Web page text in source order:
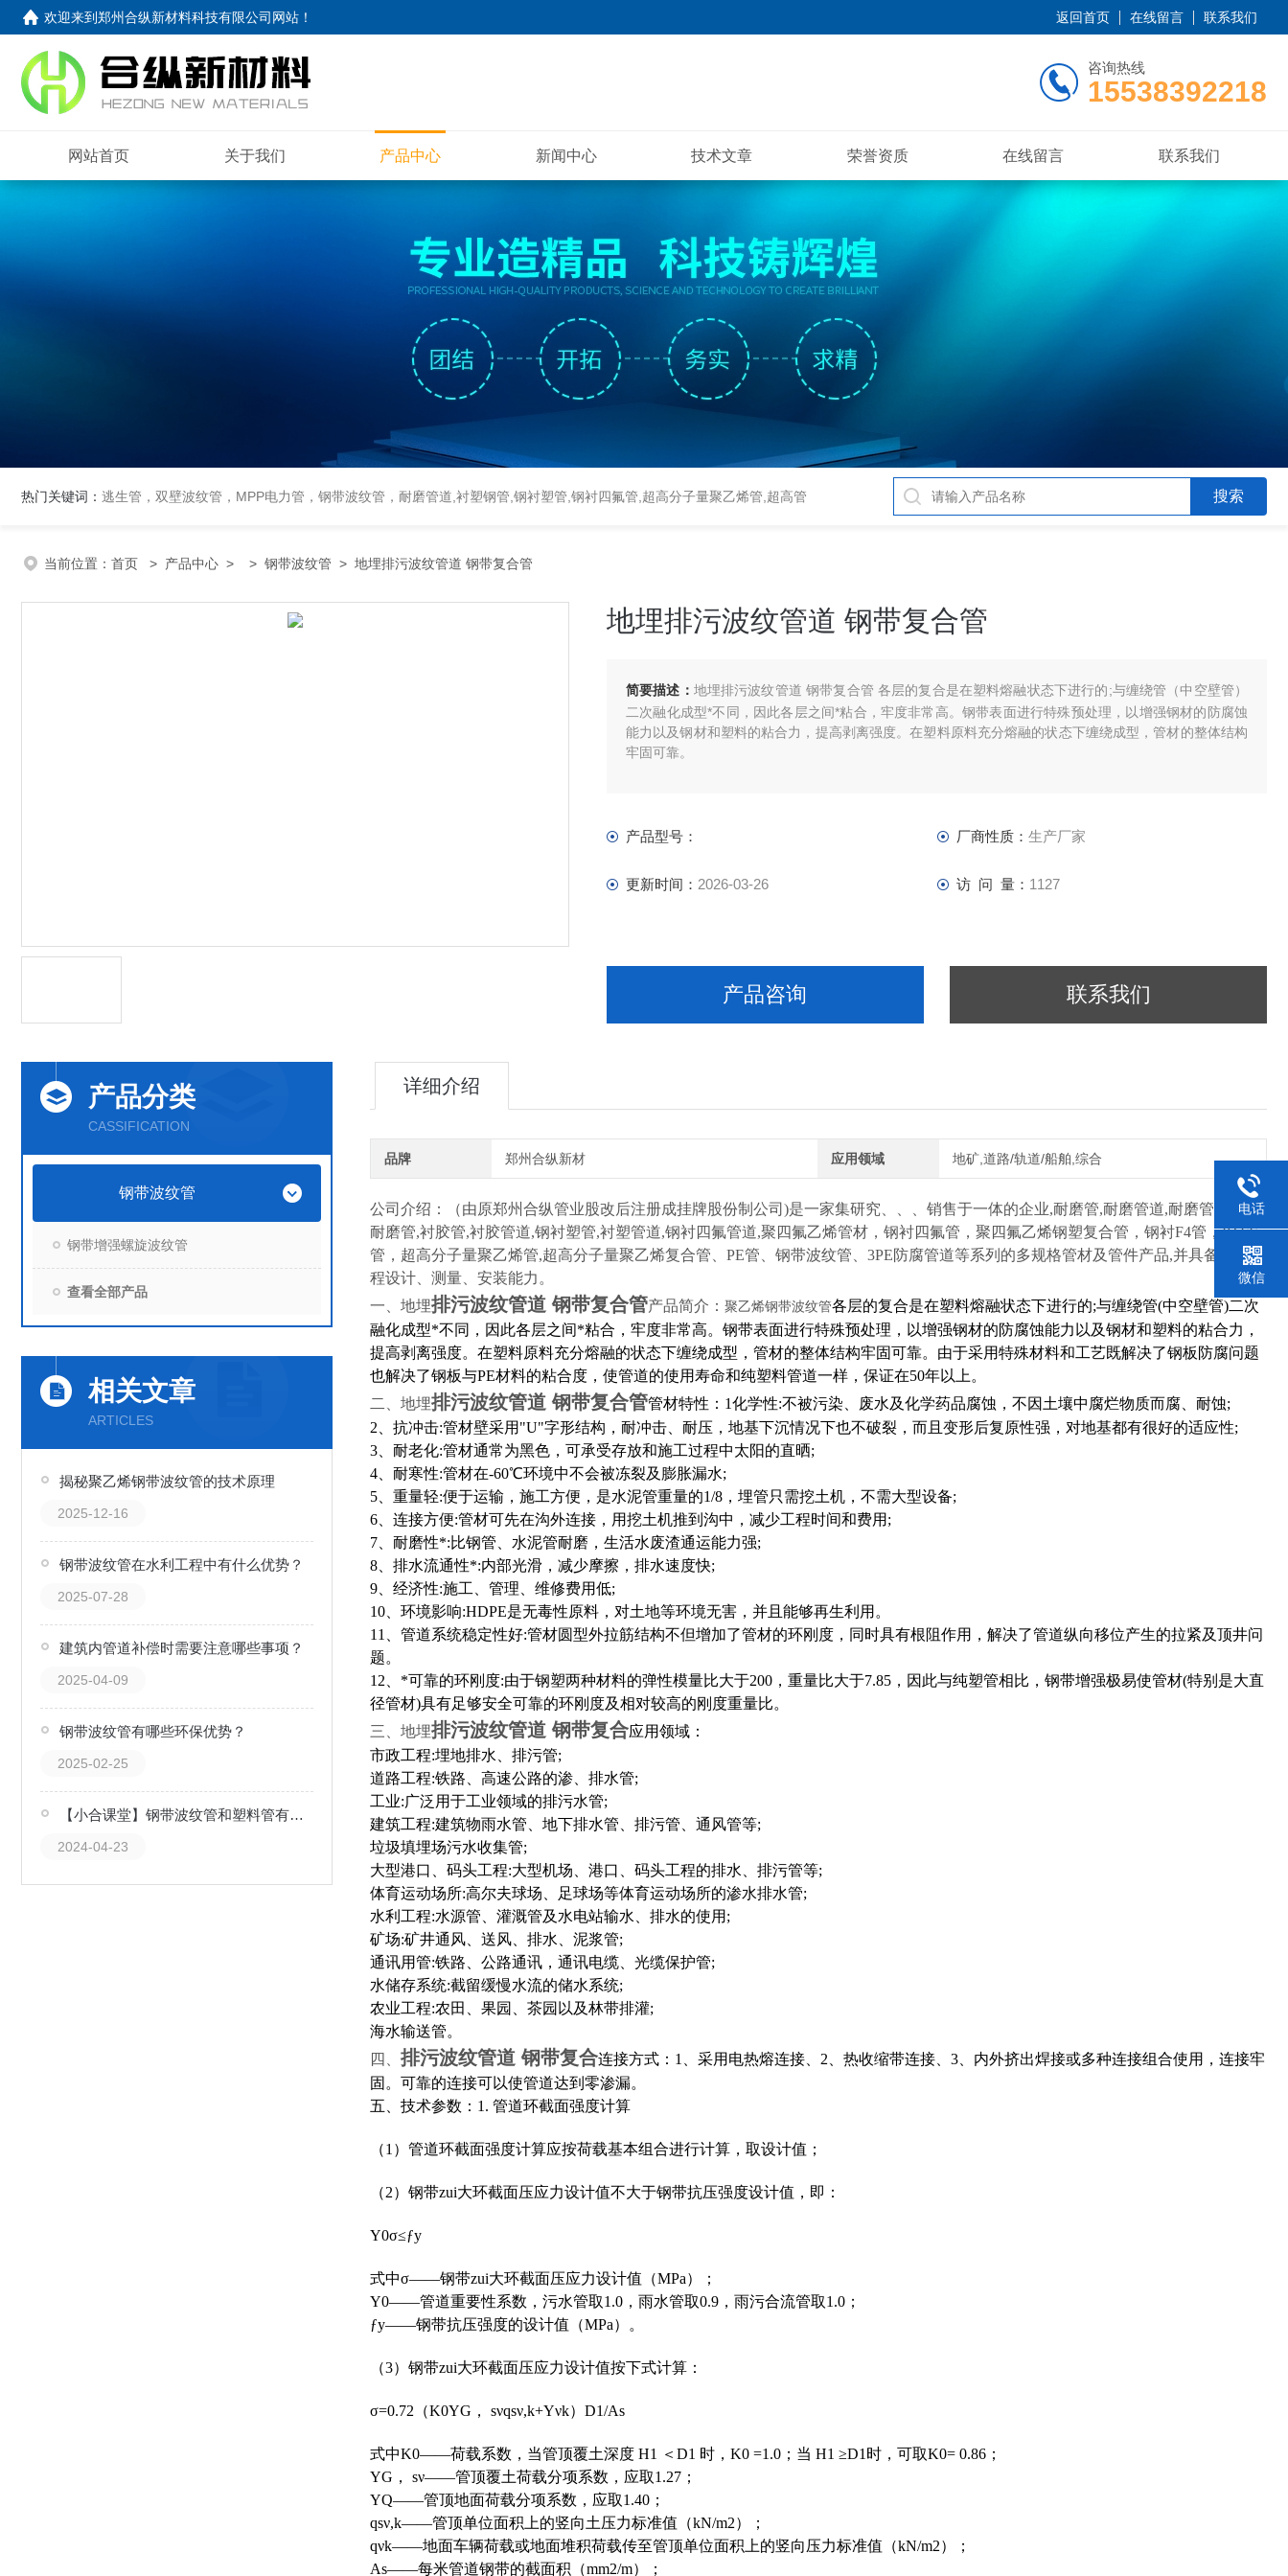
欢迎来到郑州合纵新材料科技有限公司网站 ！ 返回首页 在线留言 联系我们
咨询热线
15538392218
网站首页 关于我们 产品中心 新闻中心 技术文章 荣誉资质 在线留言 联系我们
热门关键词： 逃生管，双壁波纹管，MPP电力管，钢带波纹管，耐磨管道,衬塑钢管,钢衬塑管,钢衬四氟管,超高分子量聚乙烯管,超高管
当前位置： 首页 > 产品中心 > > 钢带波纹管 > 地埋排污波纹管道 钢带复合管
地埋排污波纹管道 钢带复合管
简要描述： 地埋排污波纹管道 钢带复合管 各层的复合是在塑料熔融状态下进行的;与缠绕管（中空壁管）
二次融化成型*不同，因此各层之间*粘合，牢度非常高。钢带表面进行特殊预处理，以增强钢材的防腐蚀
能力以及钢材和塑料的粘合力，提高剥离强度。在塑料原料充分熔融的状态下缠绕成型，管材的整体结构
牢固可靠。
产品型号： 厂商性质： 生产厂家
更新时间： 2026-03-26 访 问 量： 1127
产品咨询 联系我们
详细介绍
品牌 郑州合纵新材 应用领域 地矿,道路/轨道/船舶,综合
公司介绍：
（由原郑州合纵管业股改后注册成挂牌股份制公司)是一家集研究、、、销售于一体的企业,耐磨管,耐磨管道,耐磨管件,尾矿
耐磨管,衬胶管,衬胶管道,钢衬塑管,衬塑管道,钢衬四氟管道,聚四氟乙烯管材，钢衬四氟管，聚四氟乙烯钢塑复合管，钢衬F4管，PTFE
管，超高分子量聚乙烯管,超高分子量聚乙烯复合管、PE管、钢带波纹管、3PE防腐管道等系列的多规格管材及管件产品,并具备管道工
程设计、测量、安装能力。
一、地埋排污波纹管道 钢带复合管产品简介： 聚乙烯钢带波纹管各层的复合是在塑料熔融状态下进行的;与缠绕管(中空壁管)二次
融化成型*不同，因此各层之间*粘合，牢度非常高。钢带表面进行特殊预处理，以增强钢材的防腐蚀能力以及钢材和塑料的粘合力，
提高剥离强度。在塑料原料充分熔融的状态下缠绕成型，管材的整体结构牢固可靠。由于采用特殊材料和工艺既解决了钢板防腐问题
也解决了钢板与PE材料的粘合度，使管道的使用寿命和纯塑料管道一样，保证在50年以上。
二、地埋排污波纹管道 钢带复合管管材特性：1化学性:不被污染、废水及化学药品腐蚀，不因土壤中腐烂物质而腐、耐蚀;
2、抗冲击:管材壁采用"U"字形结构，耐冲击、耐压，地基下沉情况下也不破裂，而且变形后复原性强，对地基都有很好的适应性;
3、耐老化:管材通常为黑色，可承受存放和施工过程中太阳的直晒;
4、耐寒性:管材在-60℃环境中不会被冻裂及膨胀漏水;
5、重量轻:便于运输，施工方便，是水泥管重量的1/8，埋管只需挖土机，不需大型设备;
6、连接方便:管材可先在沟外连接，用挖土机推到沟中，减少工程时间和费用;
7、耐磨性*:比钢管、水泥管耐磨，生活水废渣通运能力强;
8、排水流通性*:内部光滑，减少摩擦，排水速度快;
9、经济性:施工、管理、维修费用低;
10、环境影响:HDPE是无毒性原料，对土地等环境无害，并且能够再生利用。
11、管道系统稳定性好:管材圆型外拉筋结构不但增加了管材的环刚度，同时具有根阻作用，解决了管道纵向移位产生的拉紧及顶井问
题。
12、*可靠的环刚度:由于钢塑两种材料的弹性模量比大于200，重量比大于7.85，因此与纯塑管相比，钢带增强极易使管材(特别是大直
径管材)具有足够安全可靠的环刚度及相对较高的刚度重量比。
三、地埋排污波纹管道 钢带复合应用领域：
市政工程:埋地排水、排污管;
道路工程:铁路、高速公路的渗、排水管;
工业:广泛用于工业领域的排污水管;
建筑工程:建筑物雨水管、地下排水管、排污管、通风管等;
垃圾填埋场污水收集管;
大型港口、码头工程:大型机场、港口、码头工程的排水、排污管等;
体育运动场所:高尔夫球场、足球场等体育运动场所的渗水排水管;
水利工程:水源管、灌溉管及水电站输水、排水的使用;
矿场:矿井通风、送风、排水、泥浆管;
通讯用管:铁路、公路通讯，通讯电缆、光缆保护管;
水储存系统:截留缓慢水流的储水系统;
农业工程:农田、果园、茶园以及林带排灌;
海水输送管。
四、 排污波纹管道 钢带复合连接方式：1、采用电热熔连接、 2、 热收缩带连接、 3、 内外挤出焊接或多种连接组合使用，连接牢
固。可靠的连接可以使管道达到零渗漏。
五、技术参数： 1. 管道环截面强度计算
（1）管道环截面强度计算应按荷载基本组合进行计算，取设计值；
（2）钢带zui大环截面压应力设计值不大于钢带抗压强度设计值，即：
Υ0σ≤ƒy
式中σ——钢带zui大环截面压应力设计值（MPa）；
Υ0——管道重要性系数，污水管取1.0，雨水管取0.9，雨污合流管取1.0；
ƒy——钢带抗压强度的设计值（MPa）。
（3）钢带zui大环截面压应力设计值按下式计算：
σ=0.72（K0ΥG， sνqsν,k+Υνk）D1/As
式中K0——荷载系数，当管顶覆土深度 H1 ＜D1 时，K0 =1.0；当 H1 ≥D1时，可取K0= 0.86；
ΥG， sν——管顶覆土荷载分项系数，应取1.27；
ΥQ——管顶地面荷载分项系数，应取1.40；
qsν,k——管顶单位面积上的竖向土压力标准值（kN/m2）；
qνk——地面车辆荷载或地面堆积荷载传至管顶单位面积上的竖向压力标准值（kN/m2）；
As——每米管道钢带的截面积（mm2/m）；
产品分类
CASSIFICATION
钢带波纹管
钢带增强螺旋波纹管
查看全部产品
相关文章
ARTICLES
揭秘聚乙烯钢带波纹管的技术原理
2025-12-16
钢带波纹管在水利工程中有什么优势？
2025-07-28
建筑内管道补偿时需要注意哪些事项？
2025-04-09
钢带波纹管有哪些环保优势？
2025-02-25
【小合课堂】钢带波纹管和塑料管有什么区别？
2024-04-23
电话
微信